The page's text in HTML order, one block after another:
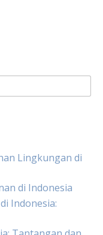
Lingkungan di
di Indonesia
Indonesia: